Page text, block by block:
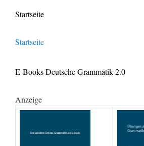
Startseite
Startseite
E-Books Deutsche Grammatik 2.0
Anzeige